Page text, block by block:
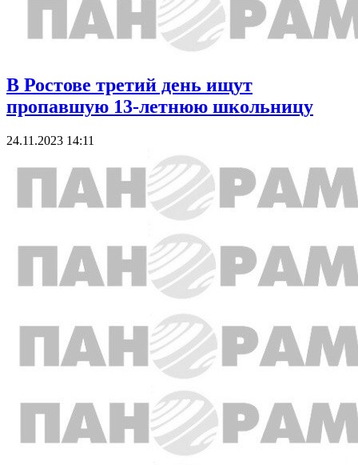
В Ростове третий день ищут
пропавшую 13-летнюю школьницу
24.11.2023 14:11